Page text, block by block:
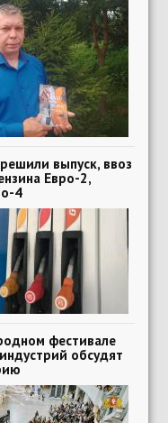
выпуск, ввоз
Евро-2,
4
фестивале
обсудят